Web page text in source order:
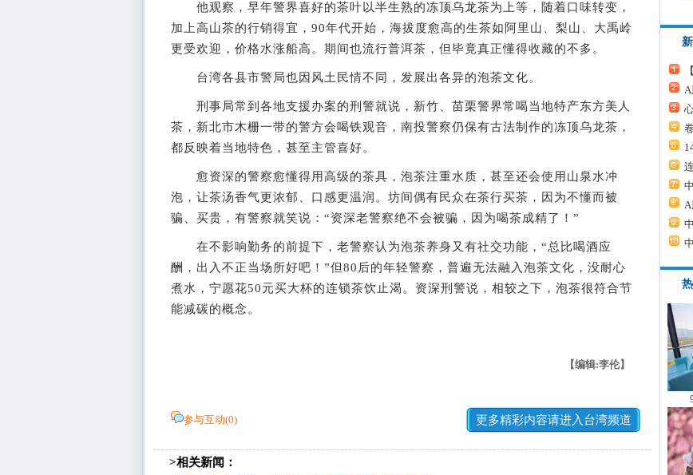
他观察，早年警界喜好的茶叶以半生熟的冻顶乌龙茶为上等，随着口味转变，
加上高山茶的行销得宜，90年代开始，海拔度愈高的生茶如阿里山、梨山、大禹岭
更受欢迎，价格水涨船高。期间也流行普洱茶，但毕竟真正懂得收藏的不多。
台湾各县市警局也因风土民情不同，发展出各异的泡茶文化。
刑事局常到各地支援办案的刑警就说，新竹、苗栗警界常喝当地特产东方美人
茶，新北市木栅一带的警方会喝铁观音，南投警察仍保有古法制作的冻顶乌龙茶，
都反映着当地特色，甚至主管喜好。
愈资深的警察愈懂得用高级的茶具，泡茶注重水质，甚至还会使用山泉水冲
泡，让茶汤香气更浓郁、口感更温润。坊间偶有民众在茶行买茶，因为不懂而被
骗、买贵，有警察就笑说：“资深老警察绝不会被骗，因为喝茶成精了！”
在不影响勤务的前提下，老警察认为泡茶养身又有社交功能，“总比喝酒应
酬，出入不正当场所好吧！”但80后的年轻警察，普遍无法融入泡茶文化，没耐心
煮水，宁愿花50元买大杯的连锁茶饮止渴。资深刑警说，相较之下，泡茶很符合节
能减碳的概念。
【编辑:李伦】
参与互动(0) 更多精彩内容请进入台湾频道
>相关新闻：
A
A